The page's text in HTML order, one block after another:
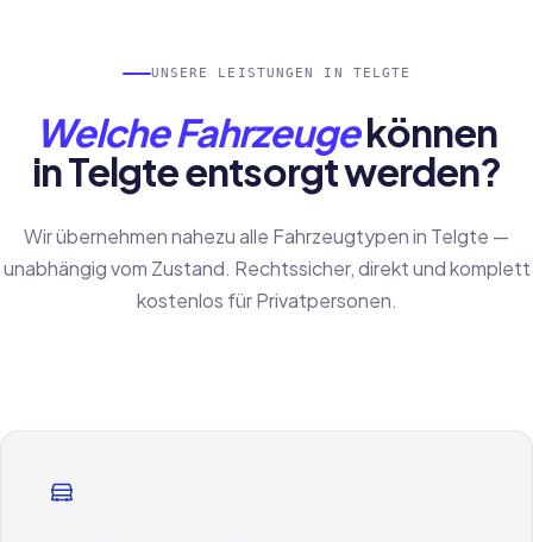
UNSERE LEISTUNGEN IN TELGTE
Welche Fahrzeugekönnen
in Telgte entsorgt werden?
Wir übernehmen nahezu alle Fahrzeugtypen in Telgte —
unabhängig vom Zustand. Rechtssicher, direkt und komplett
kostenlos für Privatpersonen.